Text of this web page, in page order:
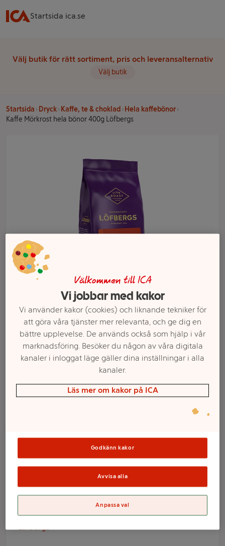
Startsida ica.se
Välj butik för rätt sortiment, pris och leveransalternativ
Välj butik
Startsida Dryck Kaffe, te & choklad
Hela kaffebönor
Kaffe Mörkrost hela bönor 400g Löfbergs
hela bönor 400g
Löfbergs
Varumärke
Löfbergs
Välj butik och handla
Välkommen till ICA
Vi jobbar med kakor
Vi använder kakor (cookies) och liknande tekniker för
att göra våra tjänster mer relevanta, och ge dig en
bättre upplevelse. De används också som hjälp i vår
marknadsföring. Besöker du någon av våra digitala
kanaler i inloggat läge gäller dina inställningar i alla
kanaler.
Läs mer om kakor på ICA
Godkänn kakor
Avvisa alla
Anpassa val